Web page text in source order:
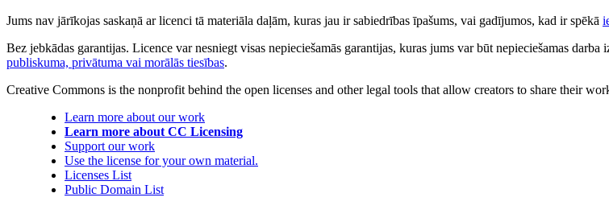
Jums nav jārīkojas saskaņā ar licenci tā materiāla daļām, kuras jau ir sabiedrības īpašums, vai gadījumos, kad ir spēkā
Bez jebkādas garantijas. Licence var nesniegt visas nepieciešamās garantijas, kuras jums var būt nepieciešamas
publiskuma, privātuma vai morālās tiesības.
Creative Commons is the nonprofit behind the open licenses and other legal tools that allow creators to share their
Learn more about our work
Learn more about CC Licensing
Support our work
Use the license for your own material.
Licenses List
Public Domain List